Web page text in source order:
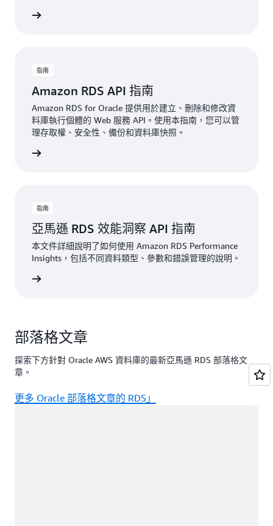
指南
Amazon RDS API 指南
Amazon RDS for Oracle 提供用於建立、刪除和修改資
料庫執行個體的 Web 服務 API。使用本指南，您可以管
理存取權、安全性、備份和資料庫快照。
指南
亞馬遜 RDS 效能洞察 API 指南
本文件詳細說明了如何使用 Amazon RDS Performance
Insights，包括不同資料類型、參數和錯誤管理的說明。
部落格文章
探索下方針對 Oracle AWS 資料庫的最新亞馬遜 RDS 部落格文
章。
更多 Oracle 部落格文章的 RDS」